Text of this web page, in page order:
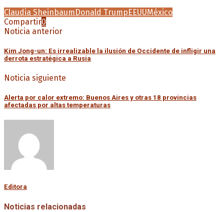
Claudia SheinbaumDonald TrumpEEUUMéxico
Compartir0
Noticia anterior
Kim Jong-un: Es irrealizable la ilusión de Occidente de infligir una
derrota estratégica a Rusia
Noticia siguiente
Alerta por calor extremo: Buenos Aires y otras 18 provincias
afectadas por altas temperaturas
Editora
Noticias relacionadas